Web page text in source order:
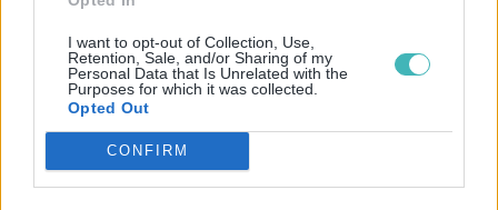
I want to opt-out of Collection, Use,
Retention, Sale, and/or Sharing of my
Personal Data that Is Unrelated with the
Purposes for which it was collected.
Opted Out
CONFIRM
À PROPOS
Engagements RGPD